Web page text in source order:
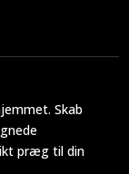
Skab
præg til din